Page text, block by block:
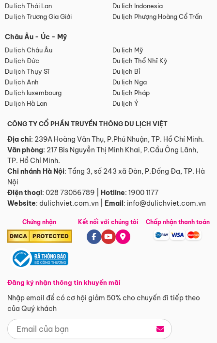
Du lịch Thái Lan
Du lịch Indonesia
Du lịch Trương Gia Giới
Du lịch Phượng Hoàng Cổ Trấn
Châu Âu - Úc - Mỹ
Du lịch Châu Âu
Du lịch Mỹ
Du lịch Đức
Du lịch Thổ Nhĩ Kỳ
Du lịch Thụy Sĩ
Du lịch Bỉ
Du lịch Anh
Du lịch Nga
Du lịch luxembourg
Du lịch Pháp
Du lịch Hà Lan
Du lịch Ý
CÔNG TY CỔ PHẦN TRUYỀN THÔNG DU LỊCH VIỆT
Địa chỉ: 239A Hoàng Văn Thụ, P.Phú Nhuận, TP. Hồ Chí Minh.
Văn phòng: 217 Bis Nguyễn Thị Minh Khai, P.Cầu Ông Lãnh,
TP. Hồ Chí Minh.
Chi nhánh Hà Nội: Tầng 3, số 243 xã Đàn, P.Đống Đa, TP. Hà
Nội
Điện thoại: 028 73056789 Hotline: 1900 1177
Website: dulichviet.com.vn Email: info@dulichviet.com.vn
Chứng nhận
Đăng ký nhận thông tin khuyến mãi
Nhập email để có cơ hội giảm 50% cho chuyến đi tiếp theo
của Quý khách
Kết nối với chúng tôi Chấp nhận thanh toán